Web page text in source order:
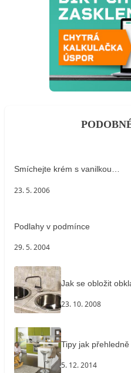
Smíchejte krém s vanilkou…
23. 5. 2006
Podlahy v podmínce
29. 5. 2004
Jak se obložit
23. 10. 2008
Tipy jak
5. 12. 2014